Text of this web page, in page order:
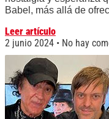
Babel, más allá de
Leer artículo
2 junio 2024
No hay